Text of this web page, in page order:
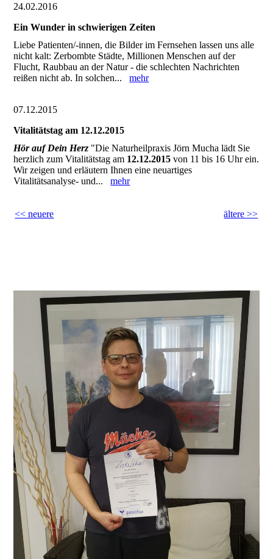
24.02.2016
Ein Wunder in schwierigen Zeiten
Liebe Patienten/-innen, die Bilder im Fernsehen lassen uns alle
nicht kalt: Zerbombte Städte, Millionen Menschen auf der
Flucht, Raubbau an der Natur - die schlechten Nachrichten
reißen nicht ab. In solchen...mehr
07.12.2015
Vitalitätstag am 12.12.2015
Hör auf Dein Herz "Die Naturheilpraxis Jörn Mucha lädt Sie
herzlich zum Vitalitätstag am 12.12.2015 von 11 bis 16 Uhr ein.
Wir zeigen und erläutern Ihnen eine neuartiges
Vitalitätsanalyse- und...mehr
<< neuere ältere >>